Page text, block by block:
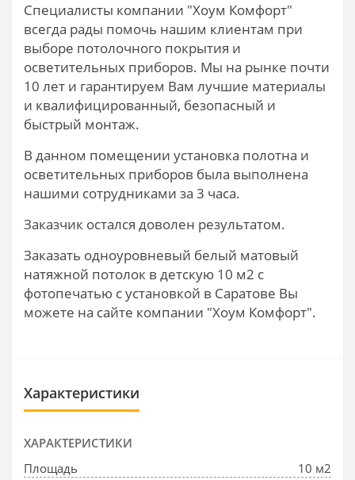
Специалисты компании "Хоум Комфорт"
всегда рады помочь нашим клиентам при
выборе потолочного покрытия и
осветительных приборов. Мы на рынке почти
10 лет и гарантируем Вам лучшие материалы
и квалифицированный, безопасный и
быстрый монтаж.
В данном помещении установка полотна и
осветительных приборов была выполнена
нашими сотрудниками за 3 часа.
Заказчик остался доволен результатом.
Заказать одноуровневый белый матовый
натяжной потолок в детскую 10 м2 с
фотопечатью с установкой в Саратове Вы
можете на сайте компании "Хоум Комфорт".
Характеристики
ХАРАКТЕРИСТИКИ
Площадь
10 м2